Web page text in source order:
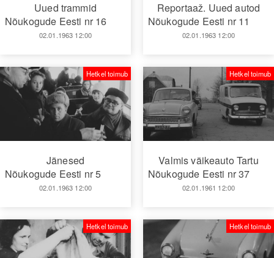
Uued trammid
Nõukogude Eesti nr 16
02.01.1963 12:00
Reportaaž. Uued autod
Nõukogude Eesti nr 11
02.01.1963 12:00
Jänesed
Nõukogude Eesti nr 5
02.01.1963 12:00
Hetkel toimub
Valmis väikeauto Tartu
Nõukogude Eesti nr 37
02.01.1961 12:00
Hetkel toimub
Hetkel toimub Hetkel toimub